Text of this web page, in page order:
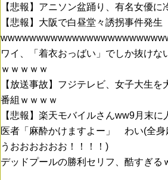
【悲報】アニソン盆踊り、有名女優に
【悲報】大阪で白昼堂々誘拐事件発生
ワイ、「着衣おっばい」でしか抜けな
ｗｗｗｗｗ
【放送事故】フジテレビ、女子大生を
番組ｗｗｗｗ
【悲報】楽天モバイルさんww9月末
医者「麻酔かけますよー」 わい(全身
うおおおおおお！！！！)
デッドプールの勝利セリフ、酷すぎる